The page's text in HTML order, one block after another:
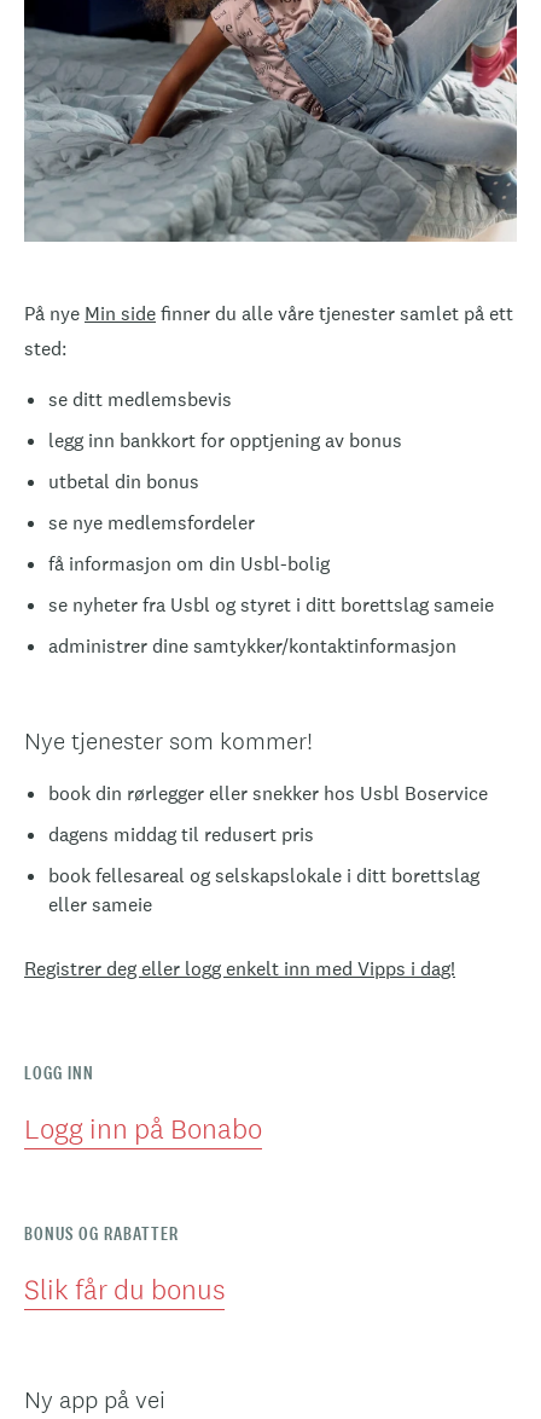
På nye Min sidefinner du alle våre tjenester samlet på ett
sted:
se ditt medlemsbevis
legg inn bankkort for opptjening av bonus
utbetal din bonus
se nye medlemsfordeler
få informasjon om din Usbl-bolig
se nyheter fra Usbl og styret i ditt borettslag sameie
administrer dine samtykker/kontaktinformasjon
Nye tjenester som kommer!
book din rørlegger eller snekker hos Usbl Boservice
dagens middag til redusert pris
book fellesareal og selskapslokale i ditt borettslag
eller sameie
Registrer deg eller logg enkelt inn med Vipps i dag!
LOGG INN
Logg inn på Bonabo
BONUS OG RABATTER
Slik får du bonus
Ny app på vei